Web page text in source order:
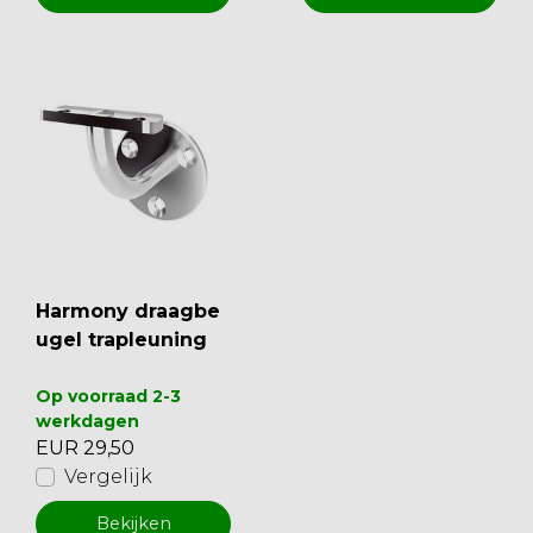
Harmony draagbe
ugel trapleuning
Op voorraad 2-3
werkdagen
EUR 29,50
Vergelijk
Bekijken